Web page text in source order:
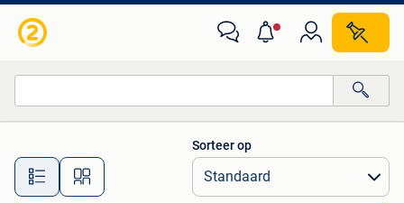
Alle afstanden…
Sorteer op